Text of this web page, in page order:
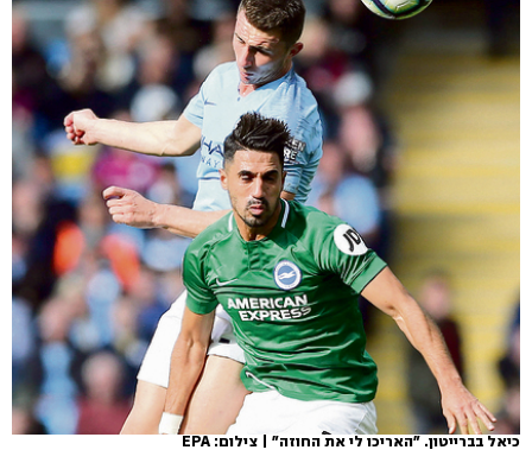
כיאל בברייטון. "האריכו לי את החוזה" | צילום: EPA